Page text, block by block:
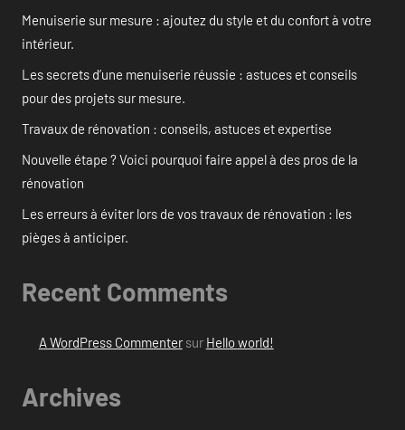
Menuiserie sur mesure : ajoutez du style et du confort à votre
intérieur.
Les secrets d’une menuiserie réussie : astuces et conseils
pour des projets sur mesure.
Travaux de rénovation : conseils, astuces et expertise
Nouvelle étape ? Voici pourquoi faire appel à des pros de la
rénovation
Les erreurs à éviter lors de vos travaux de rénovation : les
pièges à anticiper.
Recent Comments
A WordPress Commentersur Hello world!
Archives